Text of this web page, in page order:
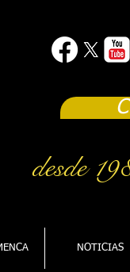
desde
NOTICIAS